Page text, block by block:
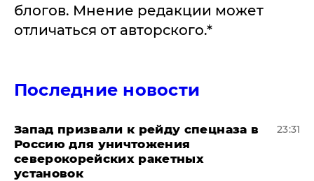
блогов. Мнение редакции может
отличаться от авторского.*
Последние новости
Запад призвали к рейду спецназа в
Россию для уничтожения
северокорейских ракетных
установок
23:31